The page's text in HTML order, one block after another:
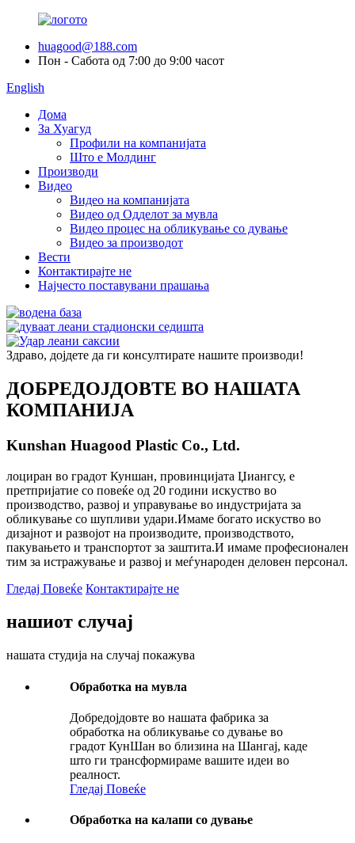
huagood@188.com
Пон - Сабота од 7:00 до 9:00 часот
English
Дома
За Хуагуд
Профили на компанијата
Што е Молдинг
Производи
Видео
Видео на компанијата
Видео од Одделот за мувла
Видео процес на обликување со дување
Видео за производот
Вести
Контактирајте не
Најчесто поставувани прашања
Здраво, дојдете да ги консултирате нашите производи!
ДОБРЕДОЈДОВТЕ ВО НАШАТА
КОМПАНИЈА
Kunshan Huagood Plastic Co., Ltd.
лоциран во градот Куншан, провинцијата Џиангсу, е
претпријатие со повеќе од 20 години искуство во
производство, развој и управување во индустријата за
обликување со шупливи удари.Имаме богато искуство во
дизајнот и развојот на производите, производството,
пакувањето и транспортот за заштита.И имаме професионален
тим за истражување и развој и меѓународен деловен персонал.
Гледај Повеќе Контактирајте не
нашиот случај
нашата студија на случај покажува
Обработка на мувла
Добредојдовте во нашата фабрика за
обработка на обликување со дување во
градот КунШан во близина на Шангај, каде
што ги трансформираме вашите идеи во
реалност.
Гледај Повеќе
Обработка на калапи со дување